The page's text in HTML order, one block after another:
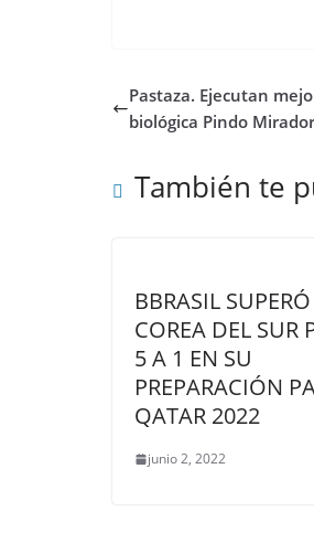
Pastaza. Ejecutan
biológica Pindo Mirador
También te
BBRASIL
COREA DEL SUR
5 A 1 EN SU
PREPARACIÓN
QATAR 2022
junio 2, 2022